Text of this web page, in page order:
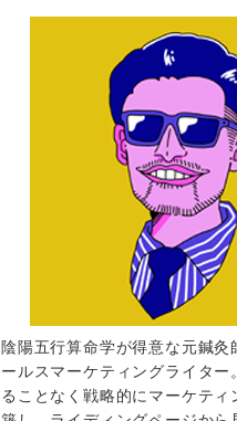
陰陽五行算命学が得意な元鍼灸
ールスマーケティングライター
ることなく戦略的にマーケティ